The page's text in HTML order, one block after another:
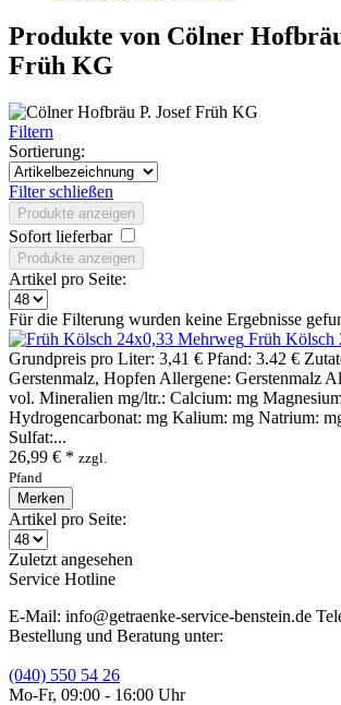
Produkte von Cölner
Früh KG
Filtern
Sortierung:
Filter schließen
Produkte anzeigen
Sofort lieferbar
Produkte anzeigen
Artikel pro Seite:
Für die Filterung wurden keine Ergebnisse
Früh Kölsch
Grundpreis pro Liter: 3,41 € Pfand: 3.42 €
Gerstenmalz, Hopfen Allergene: Gerstenmalz
vol. Mineralien mg/ltr.: Calcium: mg
Hydrogencarbonat: mg Kalium: mg Natrium:
Sulfat:...
26,99 € * zzgl.
Pfand
Merken
Artikel pro Seite:
Zuletzt angesehen
Service Hotline
E-Mail: info@getraenke-service-benstein.de
Bestellung und Beratung unter:
(040) 550 54 26
Mo-Fr, 09:00 - 16:00 Uhr